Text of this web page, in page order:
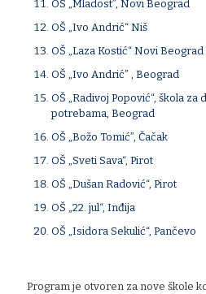
OŠ „Mladost”, Novi Beograd
OŠ „Ivo Andrić“ Niš
OŠ „Laza Kostić“ Novi Beograd
OŠ „Ivo Andrić” , Beograd
OŠ „Radivoj Popović“, škola za
potrebama, Beograd
OŠ „Božo Tomić”, Čačak
OŠ „Sveti Sava“, Pirot
OŠ „Dušan Radović“, Pirot
OŠ „22. jul“, Inđija
OŠ „Isidora Sekulić“, Pančevo
Program je otvoren za nove škole